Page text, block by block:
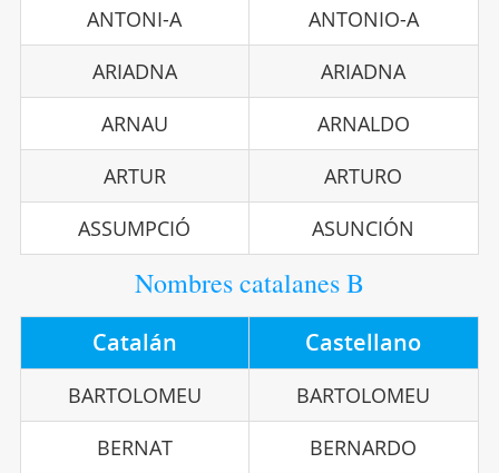
ANTONI-A
ANTONIO-A
ARIADNA
ARIADNA
ARNAU
ARNALDO
ARTUR
ARTURO
ASSUMPCIÓ
ASUNCIÓN
Nombres catalanes B
Catalán Castellano
BARTOLOMEU
BARTOLOMEU
BERNAT
BERNARDO